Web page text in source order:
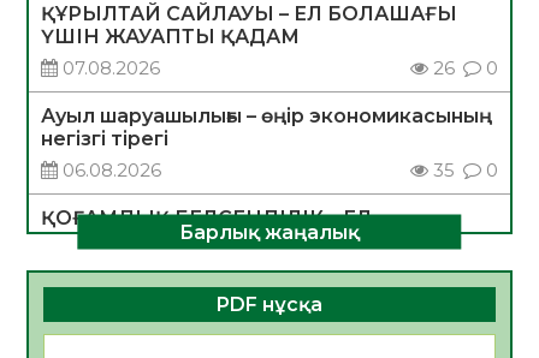
ҚҰРЫЛТАЙ САЙЛАУЫ – ЕЛ БОЛАШАҒЫ
ҮШІН ЖАУАПТЫ ҚАДАМ
07.08.2026
26 0
Ауыл шаруашылығы – өңір экономикасының
негізгі тірегі
06.08.2026
35 0
ҚОҒАМДЫҚ БЕЛСЕНДІЛІК – ЕЛ
ДАМУЫНЫҢ НЕГІЗІ
06.08.2026
32 0
ҚҰРЫЛТАЙ САЙЛАУЫ – БОЛАШАҚҚА
БАСТАР ЖАУАПТЫ ТАҢДАУ
Барлық жаңалық
PDF нұсқа